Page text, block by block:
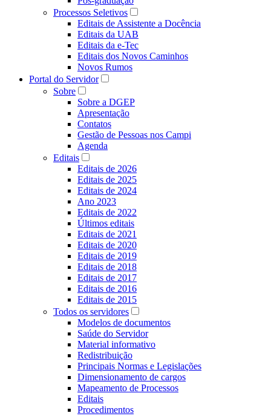
Processos Seletivos
Editais de Assistente a Docência
Editais da UAB
Editais da e-Tec
Editais dos Novos Caminhos
Novos Rumos
Portal do Servidor
Sobre
Sobre a DGEP
Apresentação
Contatos
Gestão de Pessoas nos Campi
Agenda
Editais
Editais de 2026
Editais de 2025
Editais de 2024
Ano 2023
Editais de 2022
Últimos editais
Editais de 2021
Editais de 2020
Editais de 2019
Editais de 2018
Editais de 2017
Editais de 2016
Editais de 2015
Todos os servidores
Modelos de documentos
Saúde do Servidor
Material informativo
Redistribuição
Principais Normas e Legislações
Dimensionamento de cargos
Mapeamento de Processos
Editais
Procedimentos